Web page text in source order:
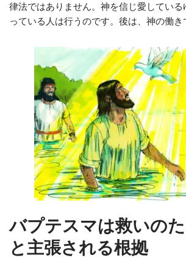
律法ではありません。神を信じ愛している
っている人は行うのです。後は、神の働き
バプテスマは救いの
と主張される根拠